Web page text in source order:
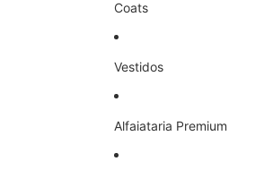
Coats
Vestidos
Alfaiataria Premium